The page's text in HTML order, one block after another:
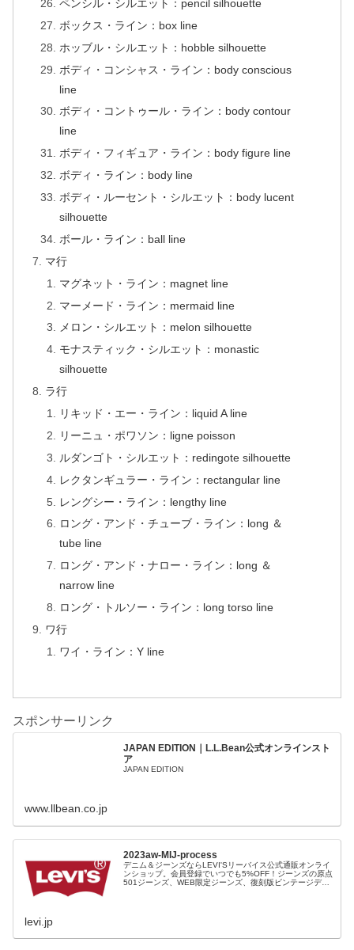
ペンシル・シルエット：pencil silhouette
ボックス・ライン：box line
ホッブル・シルエット：hobble silhouette
ボディ・コンシャス・ライン：body conscious
line
ボディ・コントゥール・ライン：body contour
line
ボディ・フィギュア・ライン：body figure line
ボディ・ライン：body line
ボディ・ルーセント・シルエット：body lucent
silhouette
ボール・ライン：ball line
マ行
マグネット・ライン：magnet line
マーメード・ライン：mermaid line
メロン・シルエット：melon silhouette
モナスティック・シルエット：monastic
silhouette
ラ行
リキッド・エー・ライン：liquid A line
リーニュ・ポワソン：ligne poisson
ルダンゴト・シルエット：redingote silhouette
レクタンギュラー・ライン：rectangular line
レングシー・ライン：lengthy line
ロング・アンド・チューブ・ライン：long ＆
tube line
ロング・アンド・ナロー・ライン：long ＆
narrow line
ロング・トルソー・ライン：long torso line
ワ行
ワイ・ライン：Y line
スポンサーリンク
JAPAN EDITION｜L.L.Bean公式オンラインスト
ア
JAPAN EDITION
www.llbean.co.jp
2023aw-MIJ-process
デニム＆ジーンズならLEVI'Sリーバイス公式通販オンライ
ンショップ。会員登録でいつでも5%OFF！ジーンズの原点
501ジーンズ、WEB限定ジーンズ、復刻版ビンテージデニ
levi.jp